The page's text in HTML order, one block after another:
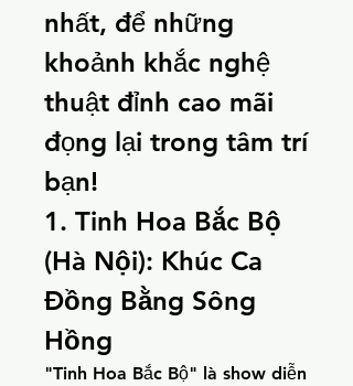
nhất, để những
khoảnh khắc nghệ
thuật đỉnh cao mãi
đọng lại trong tâm trí
bạn!
1. Tinh Hoa Bắc Bộ
(Hà Nội): Khúc Ca
Đồng Bằng Sông
Hồng
"Tinh Hoa Bắc Bộ" là show diễn